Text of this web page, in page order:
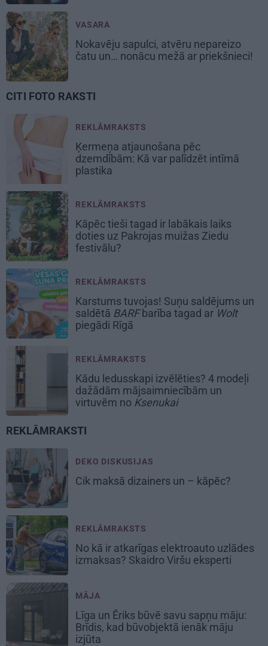
VASARA
Nokavēju sapulci, atvēru nepareizo
čatu un… nonācu mežā ar priekšnieci!
CITI FOTO RAKSTI
REKLĀMRAKSTS
Ķermeņa atjaunošana pēc
dzemdībām: Kā var palīdzēt intīmā
plastika
REKLĀMRAKSTS
Kāpēc tieši tagad ir labākais laiks
doties uz Pakrojas muižas Ziedu
festivālu?
REKLĀMRAKSTS
Karstums tuvojas! Suņu saldējums un
saldētā BARFbarība tagad ar Wolt
piegādi Rīgā
REKLĀMRAKSTS
Kādu ledusskapi izvēlēties? 4 modeļi
dažādām mājsaimniecībām un
virtuvēm no Ksenukai
REKLĀMRAKSTI
DEKO DISKUSIJAS
Cik maksā dizainers un – kāpēc?
REKLĀMRAKSTS
No kā ir atkarīgas elektroauto uzlādes
izmaksas? Skaidro Viršu eksperti
MĀJA
Līga un Ēriks būvē savu sapņu māju:
Brīdis, kad būvobjektā ienāk māju
izjūta